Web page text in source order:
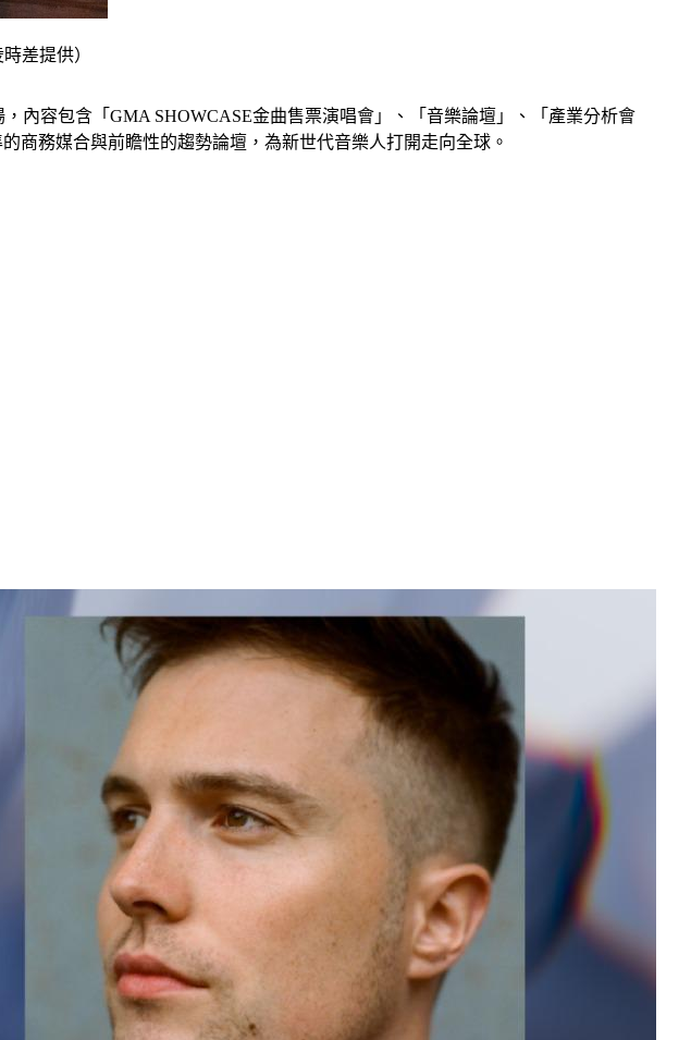
差提供）
內容包含「GMA SHOWCASE金曲售票演唱會」、「音樂論壇」、「產業分析會
商務媒合與前瞻性的趨勢論壇，為新世代音樂人打開走向全球。